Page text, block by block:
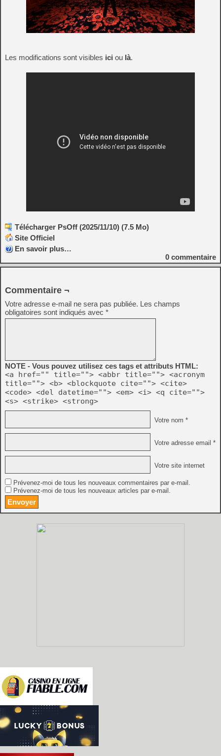
Les modifications sont visibles ici ou là.
Télécharger PsOff (2025/11/10) (7.5 Mo)
Site Officiel
En savoir plus…
0 commentaire
Commentaire ¬
Votre adresse e-mail ne sera pas publiée. Les champs
obligatoires sont indiqués avec *
NOTE - Vous pouvez utilisez ces tags et attributs HTML:
<a href="" title=""> <abbr title=""> <acronym
title=""> <b> <blockquote cite=""> <cite>
<code> <del datetime=""> <em> <i> <q cite="">
<s> <strike> <strong>
Votre nom *
Votre adresse email *
Votre site internet
Prévenez-moi de tous les nouveaux commentaires par e-mail.
Prévenez-moi de tous les nouveaux articles par e-mail.